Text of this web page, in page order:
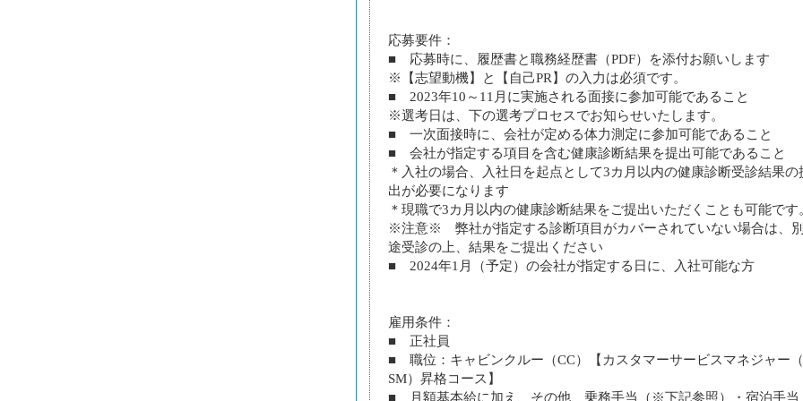
応募要件：
■ 応募時に、履歴書と職務経歴書（PDF）を添付お願いします
※【志望動機】と【自己PR】の入力は必須です。
■ 2023年10～11月に実施される面接に参加可能であること
※選考日は、下の選考プロセスでお知らせいたします。
■ 一次面接時に、会社が定める体力測定に参加可能であること
■ 会社が指定する項目を含む健康診断結果を提出可能であること
＊入社の場合、入社日を起点として3カ月以内の健康診断受診結果の
出が必要になります
＊現職で3カ月以内の健康診断結果をご提出いただくことも可能です
※注意※ 弊社が指定する診断項目がカバーされていない場合は、
途受診の上、結果をご提出ください
■ 2024年1月（予定）の会社が指定する日に、入社可能な方
雇用条件：
■ 正社員
■ 職位：キャビンクルー（CC）【カスタマーサービスマネジャー
SM）昇格コース】
■ 月額基本給に加え、その他、乗務手当（※下記参照）・宿泊手当